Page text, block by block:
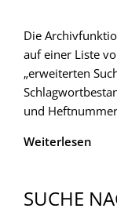
Die
auf einer Liste
„erweiterten
und
Weiterlesen
SUCHE